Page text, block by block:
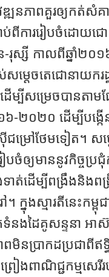
ឌ្ឍនភាពគួរឲ្យកត់សំ
ប់ពីការរៀបចំដោយ
-រុស្សី កាលពីឆ្នាំ២
ម្តេចតេជោនាយករ
ម្បីសម្រេចបានតាម
៦-២០២០ ដើម្បីបង្
ែស៊ីជម្រៅថែមទៀត។
ចំឲ្យមាននូវកិច្ចប្រ
ាត់ដើម្បីពង្រឹងនិងព
ក្នុងស្មារតីនេះកម្
ទំនងដៃគូសន្ទនា អា
មិនប្រាកដប្រជាពីឥ
មព្រៀងពាណិជ្ជកម្ម